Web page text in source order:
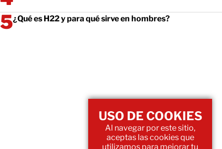
¿Qué es H22 y para qué sirve en hombres?
USO DE COOKIES
Al navegar por este sitio,
aceptas las cookies que
utilizamos para mejorar tu